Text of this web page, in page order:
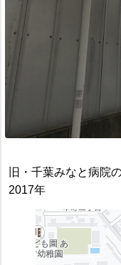
旧・千葉みなと病院
2017年